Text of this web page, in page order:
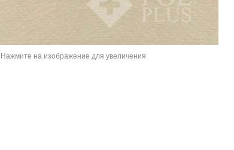
Нажмите на изображение для увеличения